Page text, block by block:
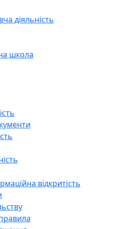
діяльність
школа
відкритість